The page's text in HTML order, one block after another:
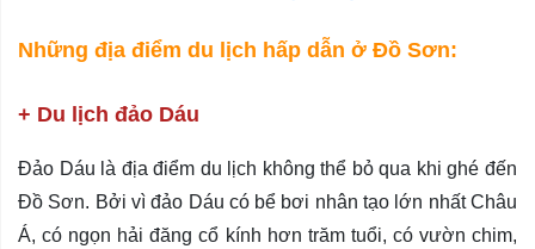
Những địa điểm du lịch hấp dẫn ở Đồ Sơn:
+ Du lịch đảo Dáu
Đảo Dáu là địa điểm du lịch không thể bỏ qua khi ghé đến
Đồ Sơn. Bởi vì đảo Dáu có bể bơi nhân tạo lớn nhất Châu
Á, có ngọn hải đăng cổ kính hơn trăm tuổi, có vườn chim,